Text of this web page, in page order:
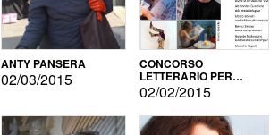
ANTY PANSERA
02/03/2015
CONCORSO
LETTERARIO PER
DESIGNER
02/02/2015